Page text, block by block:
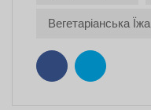
Вегетаріанська Їжа